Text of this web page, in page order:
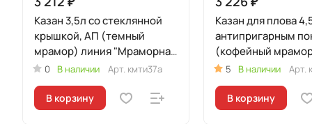
Казан 3,5л со стеклянной
крышкой, АП (темный
мрамор) линия "Мраморная
Индукционная"
0 В наличии Арт. кмти37а
В корзину
Казан для плова
антипригарным
(кофейный
стеклянной
5 В наличии Арт.
В корзину